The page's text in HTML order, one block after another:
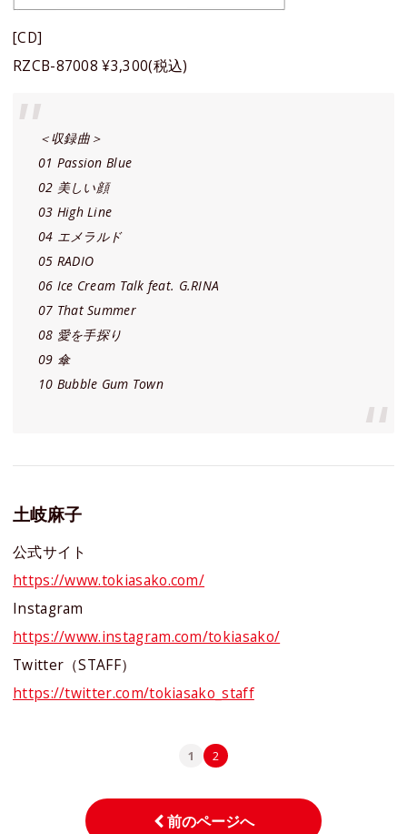
[CD]
RZCB-87008 ¥3,300(税込)
＜収録曲＞
01 Passion Blue
02 美しい顔
03 High Line
04 エメラルド
05 RADIO
06 Ice Cream Talk feat. G.RINA
07 That Summer
08 愛を手探り
09 傘
10 Bubble Gum Town
土岐麻子
公式サイト
https://www.tokiasako.com/
Instagram
https://www.instagram.com/tokiasako/
Twitter（STAFF）
https://twitter.com/tokiasako_staff
1 2
前のページへ